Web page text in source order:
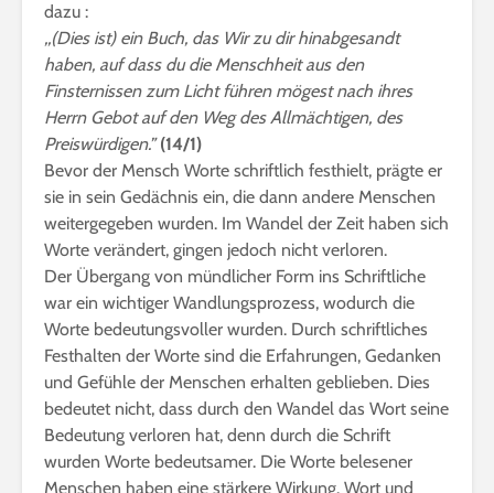
dazu :
,,(Dies ist) ein Buch, das Wir zu dir hinabgesandt
haben, auf dass du die Menschheit aus den
Finsternissen zum Licht führen mögest nach ihres
Herrn Gebot auf den Weg des Allmächtigen, des
Preiswürdigen.” (14/1)
Bevor der Mensch Worte schriftlich festhielt, prägte er
sie in sein Gedächnis ein, die dann andere Menschen
weitergegeben wurden. Im Wandel der Zeit haben sich
Worte verändert, gingen jedoch nicht verloren.
Der Übergang von mündlicher Form ins Schriftliche
war ein wichtiger Wandlungsprozess, wodurch die
Worte bedeutungsvoller wurden. Durch schriftliches
Festhalten der Worte sind die Erfahrungen, Gedanken
und Gefühle der Menschen erhalten geblieben. Dies
bedeutet nicht, dass durch den Wandel das Wort seine
Bedeutung verloren hat, denn durch die Schrift
wurden Worte bedeutsamer. Die Worte belesener
Menschen haben eine stärkere Wirkung. Wort und